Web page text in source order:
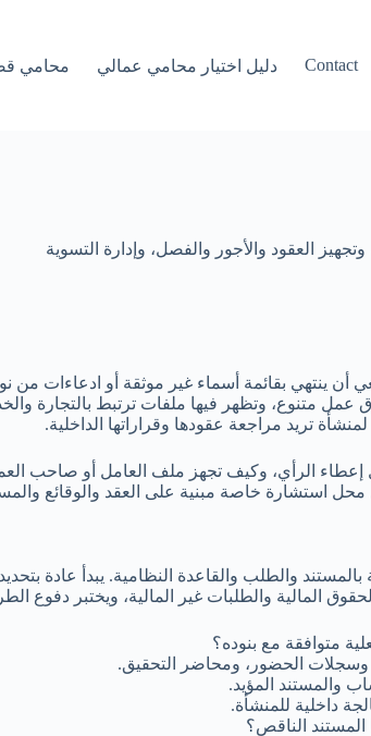
Contact دليل اختيار محامي عمالي محامي
العقود والأجور والفصل، وإدارة التسوية
أن ينتهي بقائمة أسماء غير موثقة أو ادعاءات
عمل متنوع، وتظهر فيها ملفات ترتبط بالتجارة
تريد مراجعة عقودها وقراراتها الداخلية.
الرأي، وكيف تجهز ملف العامل أو صاحب
والطلب والقاعدة النظامية. يبدأ عادة بتحديد
المالية والطلبات غير المالية، ويختبر دفوع
متوافقة مع بنوده؟
الحضور، ومحاضر التحقيق.
والمستند المؤيد.
داخلية للمنشأة.
المستند الناقص؟